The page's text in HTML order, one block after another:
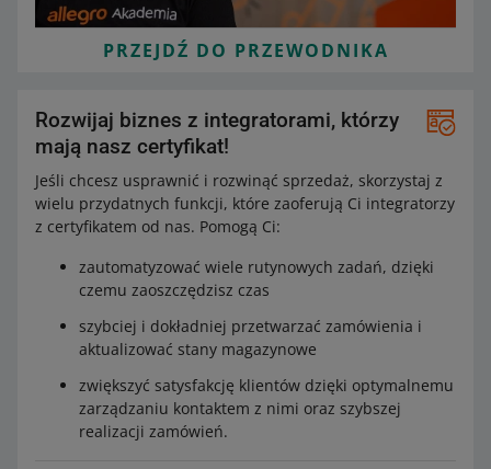
PRZEJDŹ DO PRZEWODNIKA
Rozwijaj biznes z integratorami, którzy
mają nasz certyfikat!
Jeśli chcesz usprawnić i rozwinąć sprzedaż, skorzystaj z
wielu przydatnych funkcji, które zaoferują Ci integratorzy
z certyfikatem od nas. Pomogą Ci:
zautomatyzować wiele rutynowych zadań, dzięki
czemu zaoszczędzisz czas
szybciej i dokładniej przetwarzać zamówienia i
aktualizować stany magazynowe
zwiększyć satysfakcję klientów dzięki optymalnemu
zarządzaniu kontaktem z nimi oraz szybszej
realizacji zamówień.